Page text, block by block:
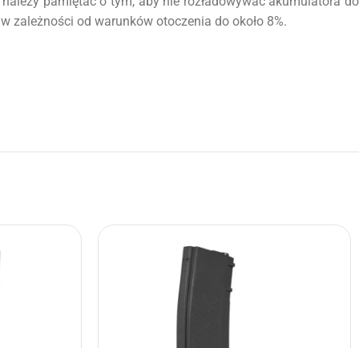
zależności od warunków otoczenia do około 8%.